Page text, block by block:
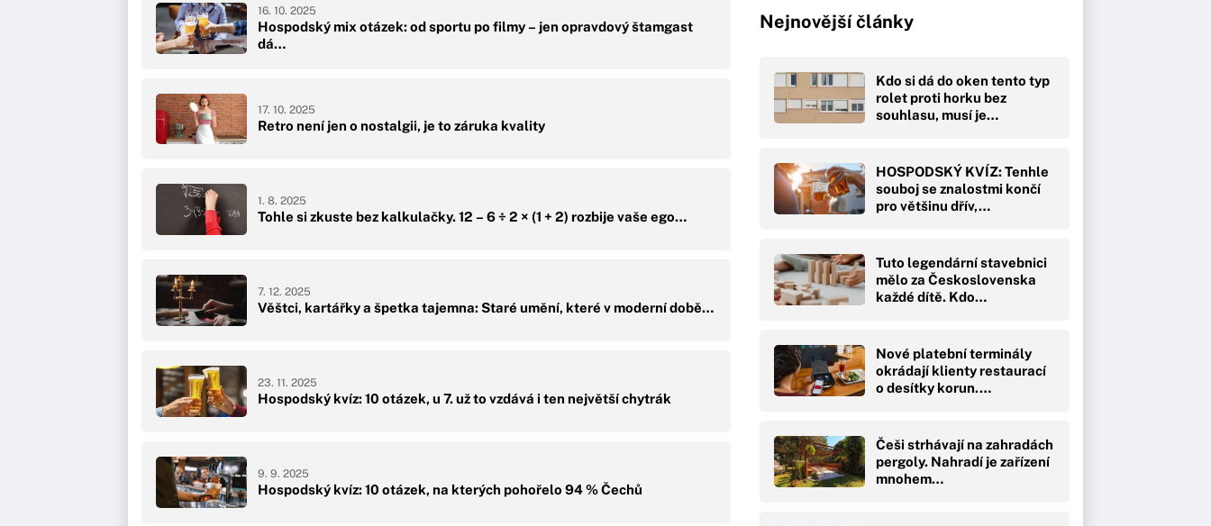
Hospodský mix otázek: od sportu po filmy – jen opravdový štamgast
dá…
16. 10. 2025
Retro není jen o nostalgii, je to záruka kvality
17. 10. 2025
Tohle si zkuste bez kalkulačky. 12 – 6 ÷ 2 × (1 + 2) rozbije vaše ego…
1. 8. 2025
Věštci, kartářky a špetka tajemna: Staré umění, které v moderní době…
7. 12. 2025
Hospodský kvíz: 10 otázek, u 7. už to vzdává i ten největší chytrák
23. 11. 2025
Hospodský kvíz: 10 otázek, na kterých pohořelo 94 % Čechů
9. 9. 2025
Nejnovější články
Kdo si dá do oken tento typ
rolet proti horku bez
souhlasu, musí je…
HOSPODSKÝ KVÍZ: Tenhle
souboj se znalostmi končí
pro většinu dřív,…
Tuto legendární stavebnici
mělo za Československa
každé dítě. Kdo…
Nové platební terminály
okrádají klienty restaurací
o desítky korun.…
Češi strhávají na zahradách
pergoly. Nahradí je zařízení
mnohem…